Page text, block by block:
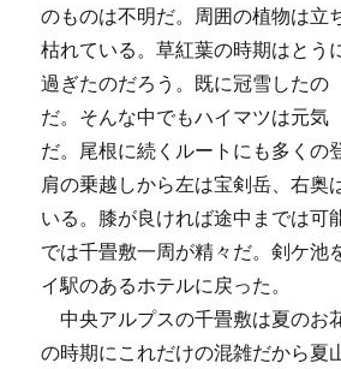
のものは不明だ。周囲の植物は立
枯れている。草紅葉の時期はとう
過ぎたのだろう。既に冠雪したの
だ。そんな中でもハイマツは元気
だ。尾根に続くルートにも多くの
肩の乗越しから左は宝剣岳、右奥
いる。膝が良ければ途中までは可
では千畳敷一周が精々だ。剣ケ池
イ駅のあるホテルに戻った。
中央アルプスの千畳敷は夏のお
の時期にこれだけの混雑だから夏